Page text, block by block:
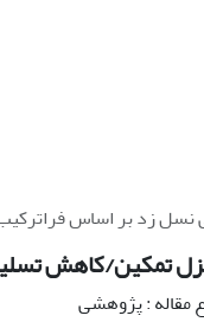
زد بر اساس
تمکین/کاهش
مقاله : پژوهشی